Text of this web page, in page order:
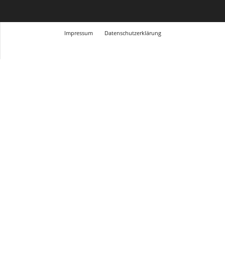
Impressum
Datenschutzerklärung